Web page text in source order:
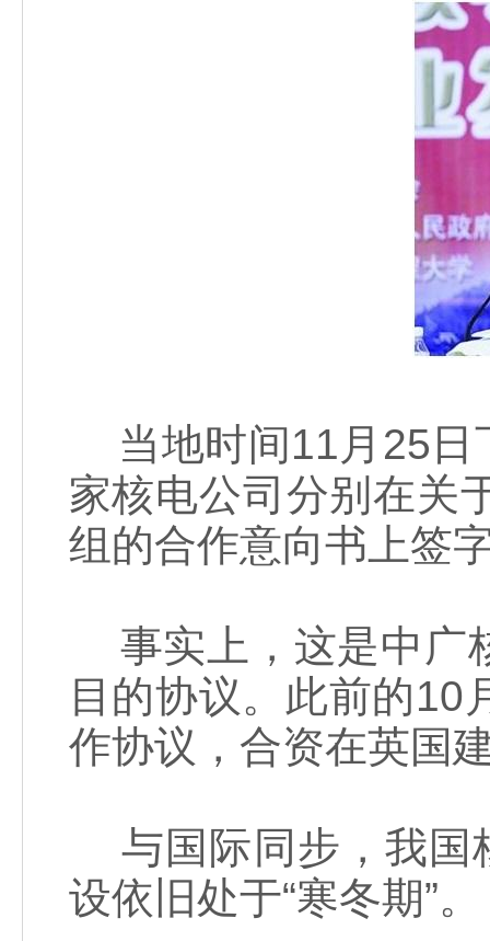
当地时间11月25日
家核电公司分别在关
组的合作意向书上签
事实上，这是中广
目的协议。此前的10
作协议，合资在英国
与国际同步，我国
设依旧处于“寒冬期”。